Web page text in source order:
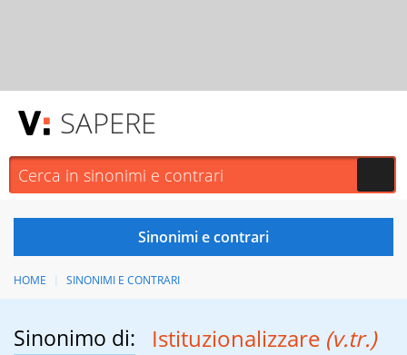
SAPERE
HOME SINONIMI E CONTRARI
Sinonimo di: Istituzionalizzare (v.tr.)